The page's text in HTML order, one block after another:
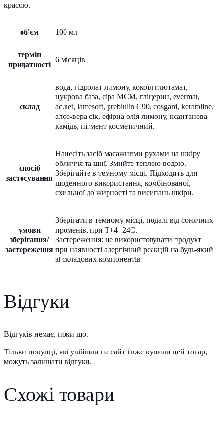
красою.
об'єм 100 мл
термін
придатності
6 місяців
склад
вода, гідролат лимону, кокоїл глютамат,
цукрова база, сіра МСМ, гліцерин, evermat,
ac.net, lamesoft, prebiulin C90, cosgard, keratoline,
алое-вера сік, ефірна олія лимону, ксантанова
камідь, пігмент косметичний.
спосіб
застосування
Нанесіть засіб масажними рухами на шкіру
обличчя та шиї. Змийте теплою водою.
Зберігайте в темному місці. Підходить для
щоденного використання, комбінованої,
схильної до жирності та висипань шкіри.
умови
зберігання/
застереження
Зберігати в темному місці, подалі від сонячних
променів, при Т+4+24С.
Застереження: не використовувати продукт
при наявності алергічний реакцій на будь-який
зі складових компонентів
Відгуки
Відгуків немає, поки що.
Тільки покупці, які увійшли на сайт і вже купили цей товар,
можуть залишати відгуки.
Схожі товари